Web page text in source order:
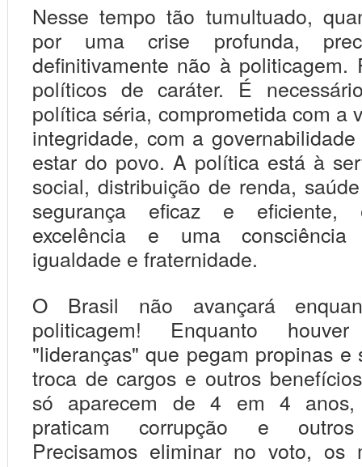
Nesse tempo tão tumultuado,
por uma crise profunda,
definitivamente não à politicagem.
políticos de caráter. É
política séria, comprometida com a
integridade, com a
estar do povo. A política está à
social, distribuição de renda,
segurança eficaz e eficiente,
excelência e uma
igualdade e fraternidade.
O Brasil não avançará
politicagem! Enquanto
"lideranças" que pegam propinas e
troca de cargos e outros
só aparecem de 4 em 4 anos,
praticam corrupção e outros
Precisamos eliminar no voto, os